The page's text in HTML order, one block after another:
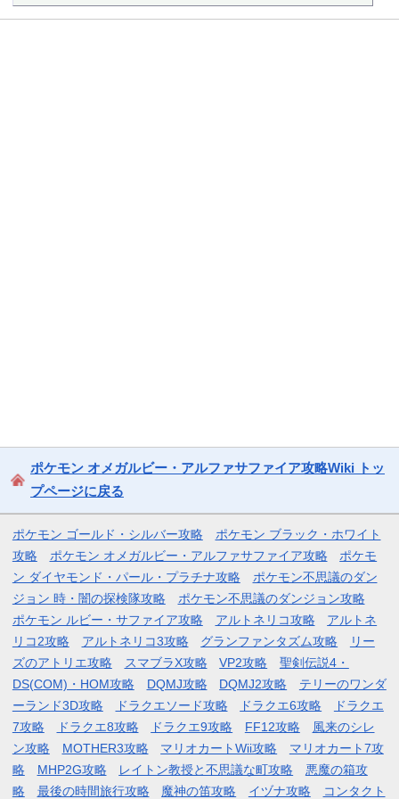
ポケモン オメガルビー・アルファサファイア攻略Wiki トッ
プページに戻る
ポケモン ゴールド・シルバー攻略
ポケモン ブラック・ホワイト
攻略
ポケモン オメガルビー・アルファサファイア攻略
ポケモ
ン ダイヤモンド・パール・プラチナ攻略
ポケモン不思議のダン
ジョン 時・闇の探検隊攻略
ポケモン不思議のダンジョン攻略
ポケモン ルビー・サファイア攻略
アルトネリコ攻略
アルトネ
リコ2攻略
アルトネリコ3攻略 グランファンタズム攻略
リー
ズのアトリエ攻略
スマブラX攻略 VP2攻略
聖剣伝説4・
DS(COM)・HOM攻略
DQMJ攻略 DQMJ2攻略
テリーのワンダ
ーランド3D攻略
ドラクエソード攻略 ドラクエ6攻略
ドラクエ
7攻略
ドラクエ8攻略 ドラクエ9攻略 FF12攻略
風来のシレ
ン攻略
MOTHER3攻略 マリオカートWii攻略
マリオカート7攻
略
MHP2G攻略 レイトン教授と不思議な町攻略
悪魔の箱攻
略
最後の時間旅行攻略 魔神の笛攻略 イヅナ攻略 コンタクト